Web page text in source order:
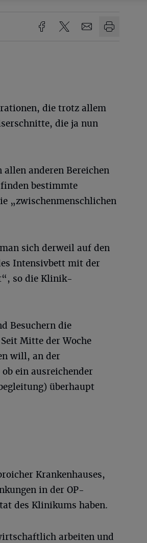
die trotz allem
die ja nun
anderen Bereichen
bestimmte
„zwischenmenschlichen
sich derweil auf den
Intensivbett mit der
so die Klinik-
Besuchern die
Mitte der Woche
will, an der
ein ausreichender
überhaupt
Krankenhauses,
in der OP-
des Klinikums haben.
arbeiten und